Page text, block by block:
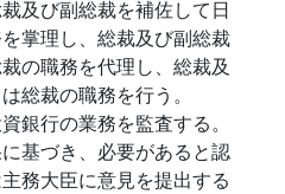
及び副総裁を補佐して日
掌理し、総裁及び副総裁
の職務を代理し、総裁及
総裁の職務を行う。
銀行の業務を監査する。
基づき、必要があると認
務大臣に意見を提出する